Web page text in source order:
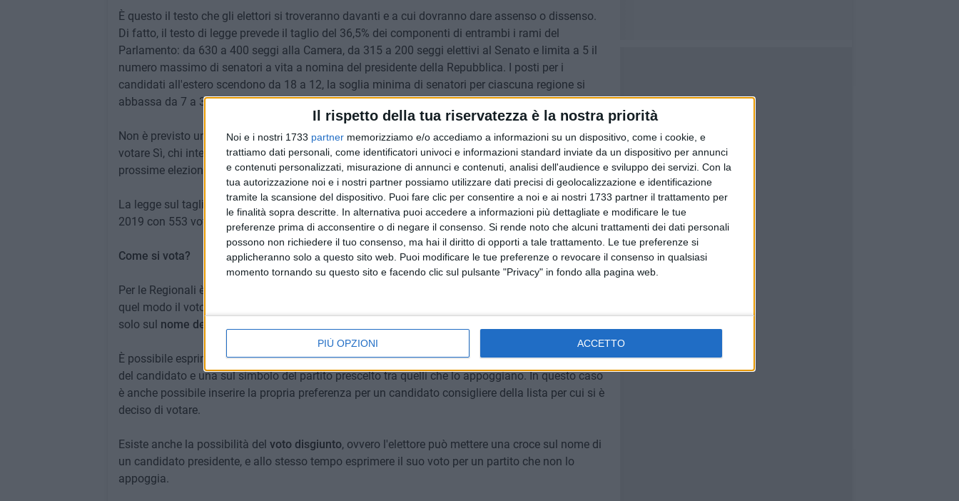
Il rispetto della tua riservatezza è la nostra priorità
Noi e i nostri 1733 partner memorizziamo e/o accediamo a informazioni su un dispositivo, come i cookie, e
trattiamo dati personali, come identificatori univoci e informazioni standard inviate da un dispositivo per annunci
e contenuti personalizzati, misurazione di annunci e contenuti, analisi dell'audience e sviluppo dei servizi. Con la
tua autorizzazione noi e i nostri partner possiamo utilizzare dati precisi di geolocalizzazione e identificazione
tramite la scansione del dispositivo. Puoi fare clic per consentire a noi e ai nostri 1733 partner il trattamento per
le finalità sopra descritte. In alternativa puoi accedere a informazioni più dettagliate e modificare le tue
preferenze prima di acconsentire o di negare il consenso. Si rende noto che alcuni trattamenti dei dati personali
possono non richiedere il tuo consenso, ma hai il diritto di opporti a tale trattamento. Le tue preferenze si
applicheranno solo a questo sito web. Puoi modificare le tue preferenze o revocare il consenso in qualsiasi
momento tornando su questo sito e facendo clic sul pulsante "Privacy" in fondo alla pagina web.
PIÙ OPZIONI ACCETTO
È questo il testo che gli elettori si troveranno davanti e a cui dovranno dare assenso o dissenso.
Di fatto, il testo di legge prevede il taglio del 36,5% dei componenti di entrambi i rami del
Parlamento: da 630 a 400 seggi alla Camera, da 315 a 200 seggi elettivi al Senato e limita a 5 il
numero massimo di senatori a vita a nomina del presidente della Repubblica. I posti per i
candidati all'estero scendono da 18 a 12, la soglia minima di senatori per ciascuna regione si
abbassa da 7 a 3.
Non è previsto un quorum di partecipanti per essere valido. Chi vuole approvare il taglio deve
votare Sì, chi intende bocciarlo deve scegliere il No. La riforma entrerebbe in vigore a partire dalle
prossime elezioni politiche.
La legge sul taglio dei parlamentari è stata approvata in ultima lettura dalla Camera l'8 ottobre
2019 con 553 voti a favore, 14 no e due astenuti.
Come si vota?
Per le Regionali è possibile votare a favore solo di una
quel modo il voto andrà in automatico al candidato sostenuto dalla lista, oppure mettere una X
solo sul nome del candidato
È possibile esprimere unvoto rafforzativo, ovvero mettere una croce sul rettangolo con il nome
del candidato e una sul simbolo del partito prescelto tra quelli che lo appoggiano. In questo caso
è anche possibile inserire la propria preferenza per un candidato consigliere della lista per cui si è
deciso di votare.
Esiste anche la possibilità del voto disgiunto, ovvero l'elettore può mettere una croce sul nome di
un candidato presidente, e allo stesso tempo esprimere il suo voto per un partito che non lo
appoggia.